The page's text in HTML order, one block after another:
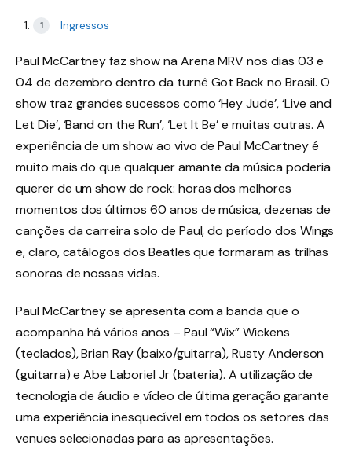
Ingressos
Paul McCartney faz show na Arena MRV nos dias 03 e
04 de dezembro dentro da turnê Got Back no Brasil. O
show traz grandes sucessos como ‘Hey Jude’, ‘Live and
Let Die’, ‘Band on the Run’, ‘Let It Be’ e muitas outras. A
experiência de um show ao vivo de Paul McCartney é
muito mais do que qualquer amante da música poderia
querer de um show de rock: horas dos melhores
momentos dos últimos 60 anos de música, dezenas de
canções da carreira solo de Paul, do período dos Wings
e, claro, catálogos dos Beatles que formaram as trilhas
sonoras de nossas vidas.
Paul McCartney se apresenta com a banda que o
acompanha há vários anos – Paul “Wix” Wickens
(teclados), Brian Ray (baixo/guitarra), Rusty Anderson
(guitarra) e Abe Laboriel Jr (bateria). A utilização de
tecnologia de áudio e vídeo de última geração garante
uma experiência inesquecível em todos os setores das
venues selecionadas para as apresentações.